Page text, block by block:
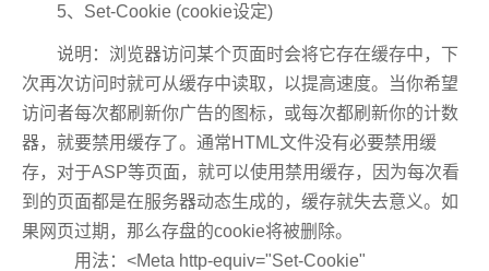
5、Set-Cookie (cookie设定)
说明：浏览器访问某个页面时会将它存在缓存中，下
次再次访问时就可从缓存中读取，以提高速度。当你希望
访问者每次都刷新你广告的图标，或每次都刷新你的计数
器，就要禁用缓存了。通常HTML文件没有必要禁用缓
存，对于ASP等页面，就可以使用禁用缓存，因为每次看
到的页面都是在服务器动态生成的，缓存就失去意义。如
果网页过期，那么存盘的cookie将被删除。
用法：<Meta http-equiv="Set-Cookie"